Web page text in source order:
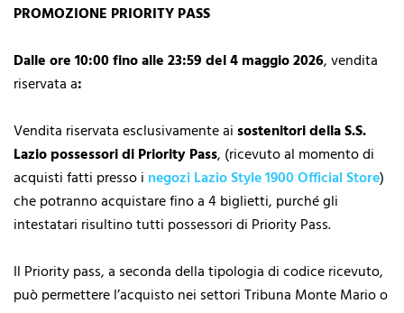
PROMOZIONE PRIORITY PASS
Dalle ore 10:00 fino alle 23:59 del 4 maggio 2026, vendita
riservata a:
Vendita riservata esclusivamente aisostenitori della S.S.
Lazio possessori di Priority Pass, (ricevuto al momento di
acquisti fatti presso i negozi Lazio Style 1900 Official Store)
che potranno acquistare fino a 4 biglietti, purché gli
intestatari risultino tutti possessori di Priority Pass.
Il Priority pass, a seconda della tipologia di codice ricevuto,
può permettere l’acquisto nei settoriTribuna Monte Mario o